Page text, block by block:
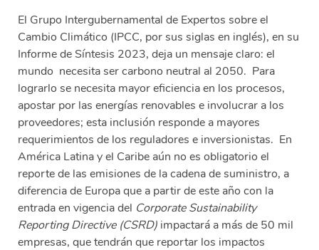
El Grupo Intergubernamental de Expertos sobre el
Cambio Climático (IPCC, por sus siglas en inglés), en su
Informe de Síntesis 2023, deja un mensaje claro: el
mundo necesita ser carbono neutral al 2050. Para
lograrlo se necesita mayor eficiencia en los procesos,
apostar por las energías renovables e involucrar a los
proveedores; esta inclusión responde a mayores
requerimientos de los reguladores e inversionistas. En
América Latina y el Caribe aún no es obligatorio el
reporte de las emisiones de la cadena de suministro, a
diferencia de Europa que a partir de este año con la
entrada en vigencia del Corporate Sustainability
Reporting Directive (CSRD) impactará a más de 50 mil
empresas, que tendrán que reportar los impactos